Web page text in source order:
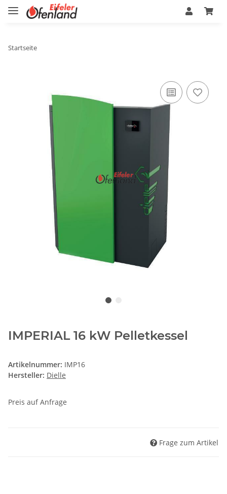
Startseite
IMPERIAL 16 kW Pelletkessel
Artikelnummer: IMP16
Hersteller: Dielle
Preis auf Anfrage
Frage zum Artikel